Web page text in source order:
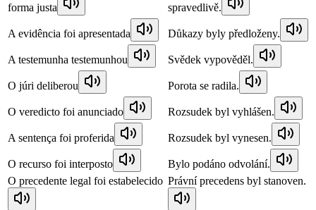
forma justa
spravedlivě.
A evidência foi apresentada Důkazy byly předloženy.
A testemunha testemunhou Svědek vypověděl.
O júri deliberou Porota se radila.
O veredicto foi anunciado Rozsudek byl vyhlášen.
A sentença foi proferida Rozsudek byl vynesen.
O recurso foi interposto
Bylo podáno odvolání.
O precedente legal foi estabelecido Právní precedens byl stanoven.